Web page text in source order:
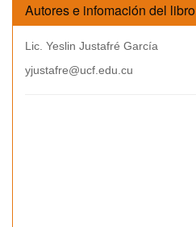
Autores e infomación del libro
Lic. Yeslin Justafré García
yjustafre@ucf.edu.cu